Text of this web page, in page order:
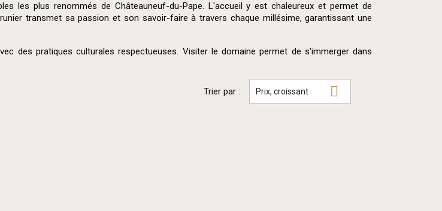
les plus renommés de Châteauneuf-du-Pape. L'accueil y est chaleureux et permet de
transmet sa passion et son savoir-faire à travers chaque millésime, garantissant une
des pratiques culturales respectueuses. Visiter le domaine permet de s'immerger dans
Trier par : Prix, croissant 